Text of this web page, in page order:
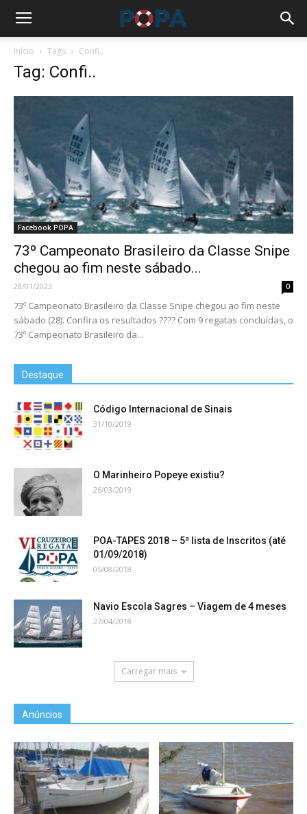
Início Tags Confi..
Tag: Confi..
Facebook POPA
73º Campeonato Brasileiro da Classe Snipe
chegou ao fim neste sábado...
28/01/2023 0
73º Campeonato Brasileiro da Classe Snipe chegou ao fim neste
sábado (28). Confira os resultados ???? Com 9 regatas concluídas, o
73º Campeonato Brasileiro da...
Destaque
Código Internacional de Sinais
31/10/2019
O Marinheiro Popeye existiu?
26/03/2019
POA-TAPES 2018 – 5ª lista de Inscritos (até
01/09/2018)
05/08/2018
Navio Escola Sagres – Viagem de 4 meses
27/04/2018
Carregar mais
Anúncios